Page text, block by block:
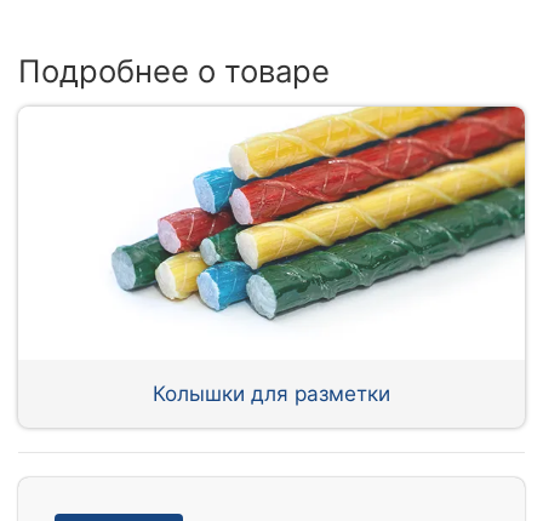
Подробнее о товаре
Колышки для разметки